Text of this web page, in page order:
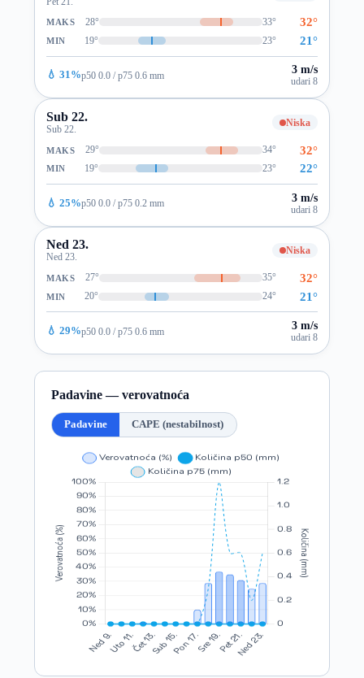
MAKS 28° 33° 32°
MIN 19° 23° 21°
💧 31%p50 0.0 / p75 0.6 mm 3 m/s
udari 8
Sub 22.
Sub 22.
Niska
MAKS 29° 34° 32°
MIN 19° 23° 22°
💧 25%p50 0.0 / p75 0.2 mm 3 m/s
udari 8
Ned 23.
Ned 23.
Niska
MAKS 27° 35° 32°
MIN 20° 24° 21°
💧 29%p50 0.0 / p75 0.6 mm 3 m/s
udari 8
Padavine — verovatnoća
Padavine CAPE (nestabilnost)